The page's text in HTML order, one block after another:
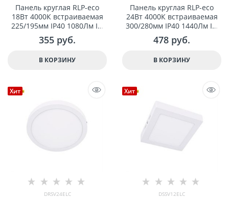
Панель круглая RLP-eco
18Вт 4000К встраиваемая
225/195мм IP40 1080Лм IN
HOME 4690612007984
355 руб.
В КОРЗИНУ
Панель круглая RLP-eco
24Вт 4000К встраиваемая
300/280мм IP40 1440Лм IN
HOME 4690612007991
478 руб.
В КОРЗИНУ
Хит
DRSV24ELC
Хит
DSSV12ELC